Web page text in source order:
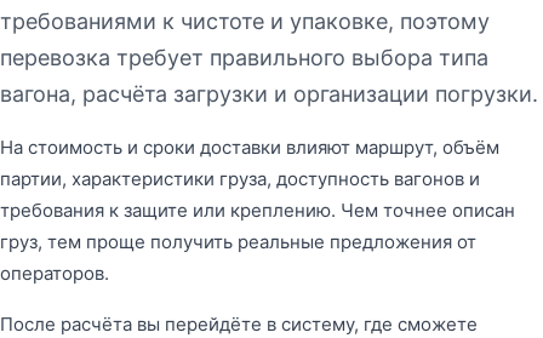
требованиями к чистоте и упаковке, поэтому
перевозка требует правильного выбора типа
вагона, расчёта загрузки и организации погрузки.
На стоимость и сроки доставки влияют маршрут, объём
партии, характеристики груза, доступность вагонов и
требования к защите или креплению. Чем точнее описан
груз, тем проще получить реальные предложения от
операторов.
После расчёта вы перейдёте в систему, где сможете